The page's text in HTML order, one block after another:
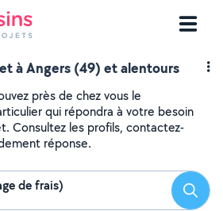
à Angers (49) et alentours
près de chez vous le
qui répondra à votre besoin
Consultez les profils, contactez-
réponse.
de frais)